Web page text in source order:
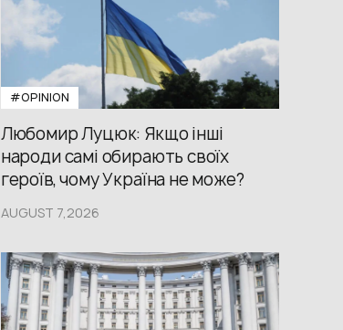
#OPINION
Любомир Луцюк: Якщо інші
народи самі обирають своїх
героїв, чому Україна не може?
AUGUST 7,2026